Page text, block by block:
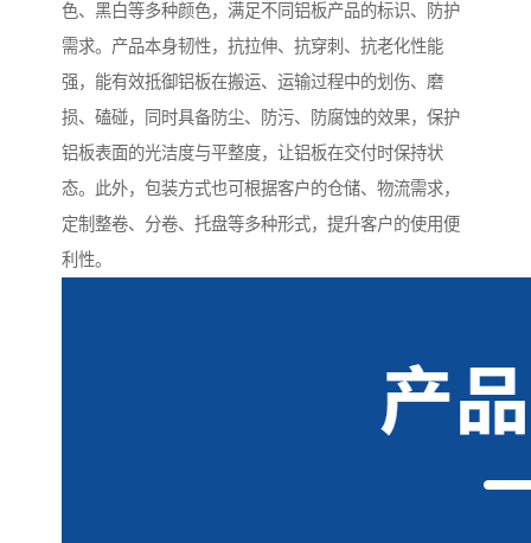
色、黑白等多种颜色，满足不同铝板产品的标识、防护
需求。产品本身韧性，抗拉伸、抗穿刺、抗老化性能
强，能有效抵御铝板在搬运、运输过程中的划伤、磨
损、磕碰，同时具备防尘、防污、防腐蚀的效果，保护
铝板表面的光洁度与平整度，让铝板在交付时保持状
态。此外，包装方式也可根据客户的仓储、物流需求，
定制整卷、分卷、托盘等多种形式，提升客户的使用便
利性。